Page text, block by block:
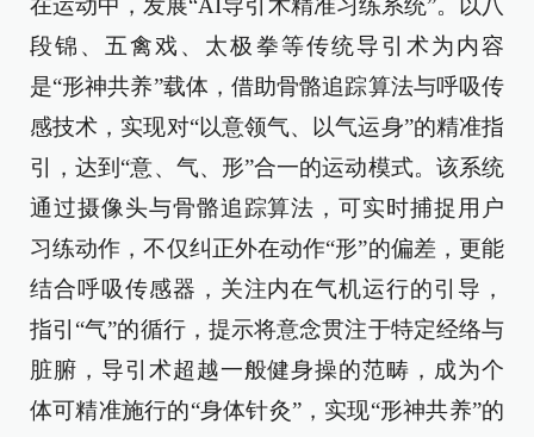
在运动中，发展“AI导引术精准习练系统”。以八
段锦、五禽戏、太极拳等传统导引术为内容
是“形神共养”载体，借助骨骼追踪算法与呼吸传
感技术，实现对“以意领气、以气运身”的精准指
引，达到“意、气、形”合一的运动模式。该系统
通过摄像头与骨骼追踪算法，可实时捕捉用户
习练动作，不仅纠正外在动作“形”的偏差，更能
结合呼吸传感器，关注内在气机运行的引导，
指引“气”的循行，提示将意念贯注于特定经络与
脏腑，导引术超越一般健身操的范畴，成为个
体可精准施行的“身体针灸”，实现“形神共养”的